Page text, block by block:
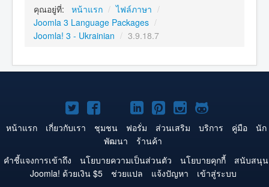
คุณอยู่ที่: หน้าแรก / ไฟล์ภาษา /
Joomla 3 Language Packages /
Joomla! 3 - Ukrainian / 3.9.18.7
Joomla!
บน
Twitter
Joomla!
บน
Facebook
Joomla!
บน
YouTube
Joomla!
บน
LinkedIn
Joomla!
บน
Pinterest
Joomla!
บน
Joomla!
บน
หน้าแรก เกี่ยวกับเรา ชุมชน ฟอรั่ม ส่วนเสริม บริการ คู่มือ
นัก
พัฒนา
ร้านค้า
คำชี้แจงการเข้าถึง
นโยบายความเป็นส่วนตัว นโยบายคุกกี้
สนับสนุน
Joomla! ด้วยเงิน $5
ช่วยแปล แจ้งปัญหา
เข้าสู่ระบบ